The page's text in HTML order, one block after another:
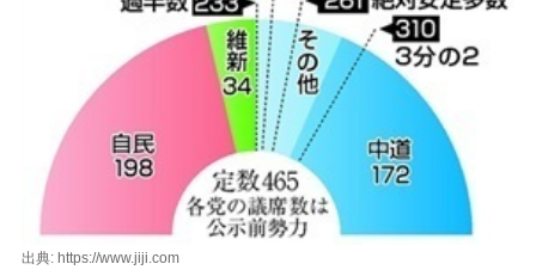
出典: https://www.jiji.com